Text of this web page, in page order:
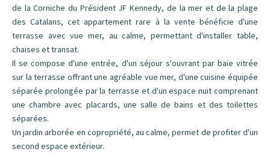
de la Corniche du Président JF Kennedy, de la mer et de la plage
des Catalans, cet appartement rare à la vente bénéficie d'une
terrasse avec vue mer, au calme, permettant d'installer table,
chaises et transat.
Il se compose d'une entrée, d'un séjour s'ouvrant par baie vitrée
sur la terrasse offrant une agréable vue mer, d'une cuisine équipée
séparée prolongée par la terrasse et d'un espace nuit comprenant
une chambre avec placards, une salle de bains et des toilettes
séparées.
Un jardin arborée en copropriété, au calme, permet de profiter d'un
second espace extérieur.